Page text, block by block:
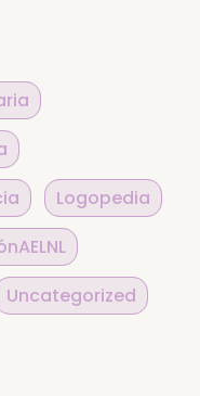
Logopedia
Uncategorized